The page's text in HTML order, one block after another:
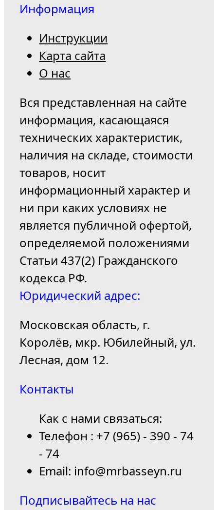
Информация
Инструкции
Карта сайта
О нас
Вся представленная на сайте
информация, касающаяся
технических характеристик,
наличия на складе, стоимости
товаров, носит
информационный характер и
ни при каких условиях не
является публичной офертой,
определяемой положениями
Статьи 437(2) Гражданского
кодекса РФ.
Юридический адрес:
Московская область, г.
Королёв, мкр. Юбилейный, ул.
Лесная, дом 12.
Контакты
Как с нами связаться:
Телефон : +7 (965) - 390 - 74
- 74
Email: info@mrbasseyn.ru
Подписывайтесь на нас